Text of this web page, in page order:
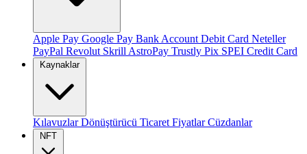
Apple Pay Google Pay Bank Account Debit Card Neteller
PayPal Revolut Skrill AstroPay Trustly Pix SPEI Credit Card
Kaynaklar
KılavuzlarDönüştürücü Ticaret FiyatlarCüzdanlar
NFT